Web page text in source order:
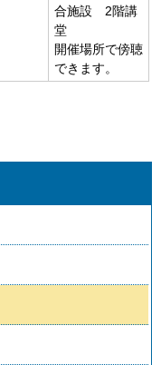
合施設 2階講
堂
開催場所で傍聴
できます。